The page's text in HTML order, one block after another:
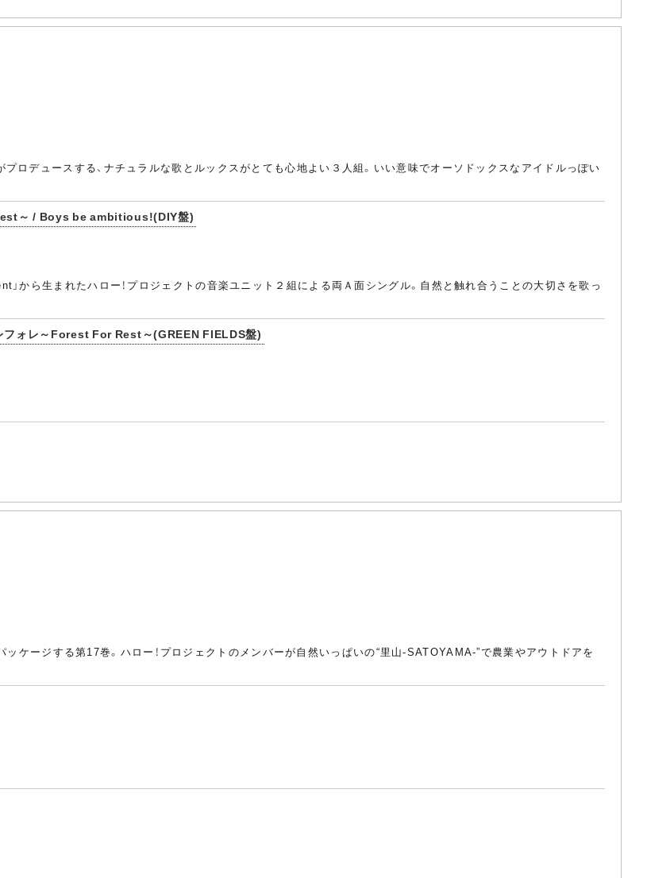
ロデュースする、ナチュラルな歌とルックスがとても心地よい３人組。いい意味でオーソドックスなアイドルっぽい
～ / Boys be ambitious!(DIY盤)
から生まれたハロー！プロジェクトの音楽ユニット２組による両Ａ面シングル。自然と触れ合うことの大切さを歌っ
ォレ～Forest For Rest～(GREEN FIELDS盤)
ケージする第17巻。ハロー！プロジェクトのメンバーが自然いっぱいの“里山-SATOYAMA-”で農業やアウトドアを